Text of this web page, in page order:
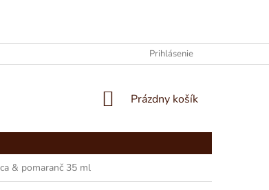
GDPR – OCHRANA OSOBNÝCH
Prihlásenie
NÁKUPNÝ
Prázdny košík
& pomaranč 35 ml